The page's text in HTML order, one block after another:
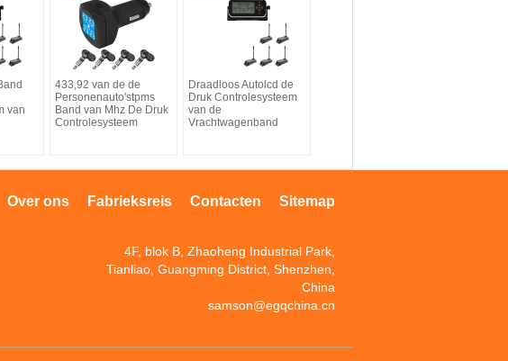
van
433,92 van de de
Personenauto'stpms
Band van Mhz De Druk
Controlesysteem
Draadloos Autolcd de
Druk Controlesysteem
van de
Vrachtwagenband
Sitemap
Contacten
Fabrieksreis
Over ons
4F, blok B, Zhaoheng Industrial Park,
Tianliao, Guangming District, Shenzhen,
China
samson@egqchina.cn